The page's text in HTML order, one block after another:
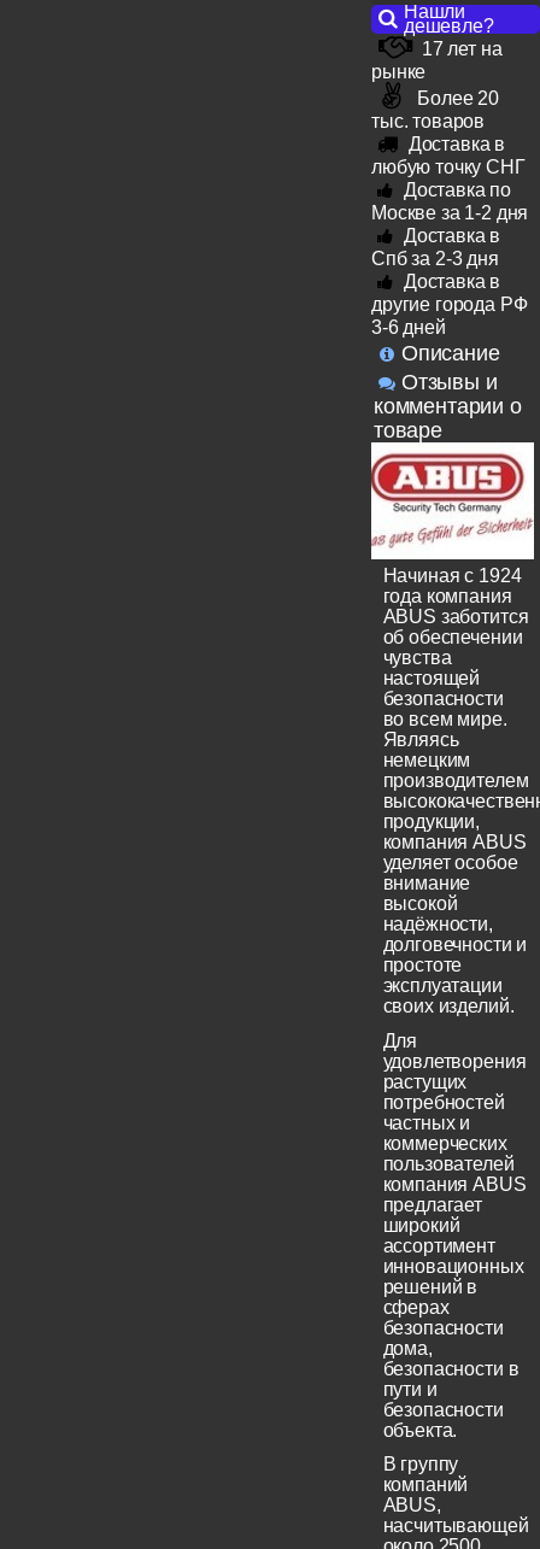
Нашли
дешевле?
17 лет на
рынке
Более 20
тыс. товаров
Доставка в
любую точку СНГ
Доставка по
Москве за 1-2 дня
Доставка в
Спб за 2-3 дня
Доставка в
другие города РФ
3-6 дней
Описание
Отзывы и
комментарии о
товаре
Начиная с 1924
года компания
ABUS заботится
об обеспечении
чувства
настоящей
безопасности
во всем мире.
Являясь
немецким
производителем
продукции,
компания ABUS
уделяет особое
внимание
высокой
надёжности,
долговечности и
простоте
эксплуатации
своих изделий.
Для
удовлетворения
растущих
потребностей
частных и
коммерческих
пользователей
компания ABUS
предлагает
широкий
ассортимент
инновационных
решений в
сферах
безопасности
дома,
безопасности в
пути и
безопасности
объекта.
В группу
компаний
ABUS,
насчитывающей